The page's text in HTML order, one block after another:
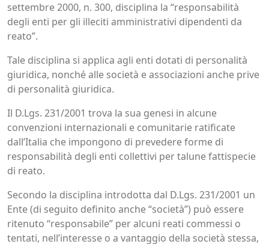
settembre 2000, n. 300, disciplina la “responsabilità
degli enti per gli illeciti amministrativi dipendenti da
reato”.
Tale disciplina si applica agli enti dotati di personalità
giuridica, nonché alle società e associazioni anche prive
di personalità giuridica.
Il D.Lgs. 231/2001 trova la sua genesi in alcune
convenzioni internazionali e comunitarie ratificate
dall’Italia che impongono di prevedere forme di
responsabilità degli enti collettivi per talune fattispecie
di reato.
Secondo la disciplina introdotta dal D.Lgs. 231/2001 un
Ente (di seguito definito anche “società”) può essere
ritenuto “responsabile” per alcuni reati commessi o
tentati, nell’interesse o a vantaggio della società stessa,